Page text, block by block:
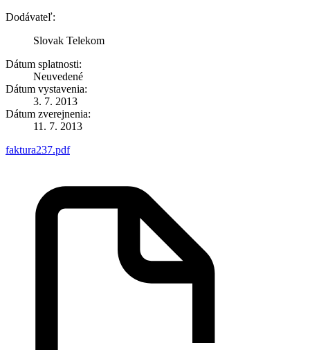
Dodávateľ:
Slovak Telekom
Dátum splatnosti:
Neuvedené
Dátum vystavenia:
3. 7. 2013
Dátum zverejnenia:
11. 7. 2013
faktura237.pdf